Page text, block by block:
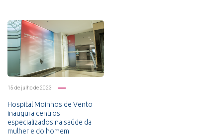
15 de julho de 2023
Hospital Moinhos de Vento
inaugura centros
especializados na saúde da
mulher e do homem